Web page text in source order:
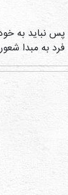
نباید به
به مبدا